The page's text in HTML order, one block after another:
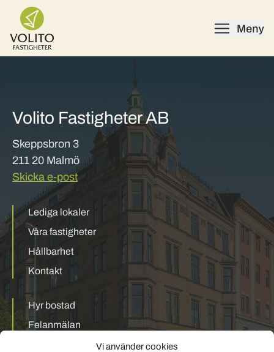
Vi använder cookies
Skip to content
Volito Fastigheter AB
Skeppsbron 3
211 20 Malmö
Skicka e-post
Lediga lokaler
Våra fastigheter
Hållbarhet
Kontakt
Hyr bostad
Felanmälan